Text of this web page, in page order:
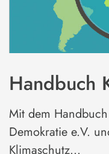
Handbuch
Mit dem
Demokratie e.V.
Klimaschutz…